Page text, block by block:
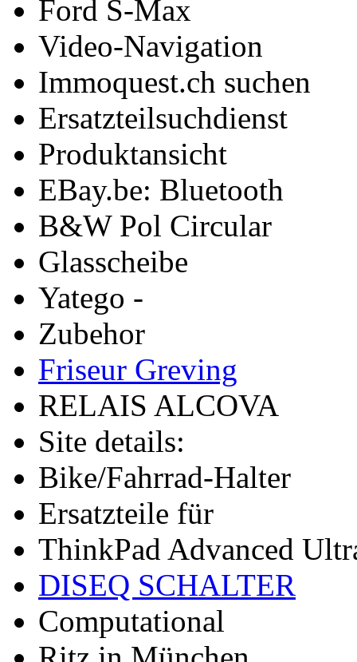
Ford S-Max
Video-Navigation
Immoquest.ch suchen
Ersatzteilsuchdienst
Produktansicht
EBay.be: Bluetooth
B&W Pol Circular
Glasscheibe
Yatego -
Zubehor
Friseur Greving
RELAIS ALCOVA
Site details:
Bike/Fahrrad-Halter
Ersatzteile für
ThinkPad Advanced
DISEQ SCHALTER
Computational